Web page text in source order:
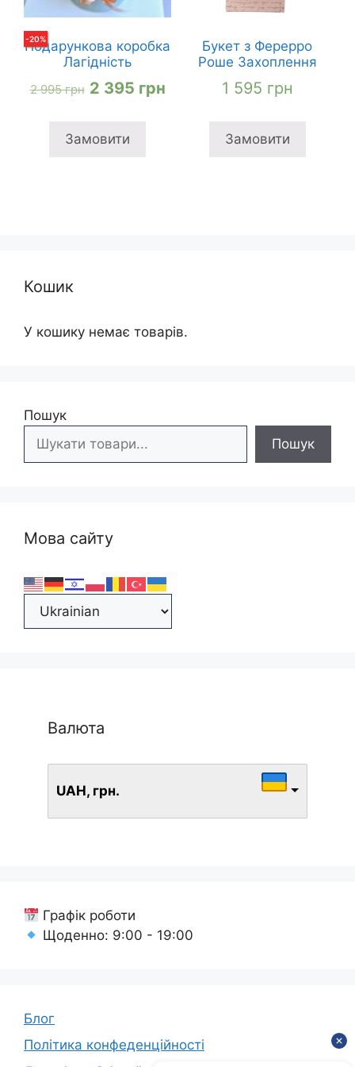
-20%
Подарункова коробка
Лагідність
2 995грн Оригінальна
2
2 395 грнПоточна
Замовити
Букет з Ферерро
Роше Захоплення
1 595 грн
Замовити
Кошик
У кошику немає товарів.
Пошук
Пошук
Мова сайту
Валюта
UAH, грн.
Графік роботи
Щоденно: 9:00 - 19:00
Блог
Політика конфеденційності